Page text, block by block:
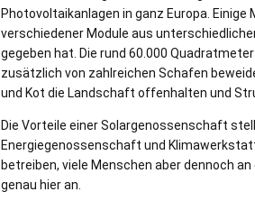
Photovoltaikanlagen in ganz Europa.
verschiedener Module aus
gegeben hat. Die rund 60.000
zusätzlich von zahlreichen Schafen
und Kot die Landschaft offenhalten und
Die Vorteile einer Solargenossenschaft
Energiegenossenschaft und
betreiben, viele Menschen aber dennoch
genau hier an.